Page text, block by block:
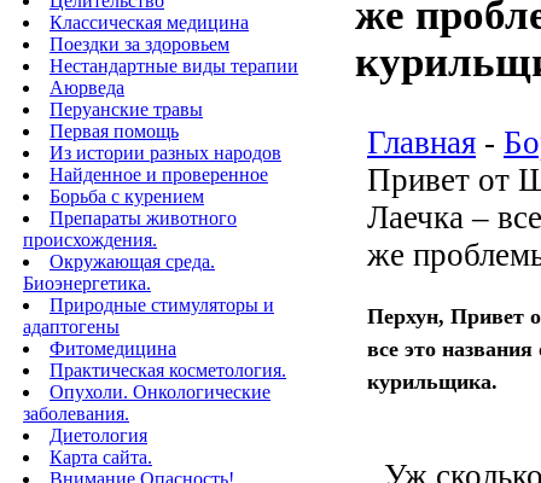
Классическая медицина
Поездки за здоровьем
Нестандартные виды терапии
Аюрведа
Перуанские травы
Первая помощь
Из истории разных народов
Найденное и проверенное
Борьба с курением
Препараты животного
происхождения.
Окружающая среда.
Биоэнергетика.
Природные стимуляторы и
адаптогены
Фитомедицина
Практическая косметология.
Опухоли. Онкологические
заболевания.
Диетология
Карта сайта.
Внимание Опасность!
же
Главная -
Привет от
Лаечка –
же
Перхун, Привет
все это
курильщика.
Уж